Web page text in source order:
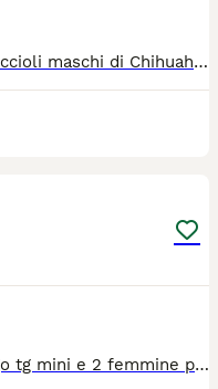
Disponibili alla prenotazione 3 cuccioli maschi di Chihuahua nati il 29/04/2026 da genitori di nostra proprietà, visibili. I cuccioli vengono cresciuti in ambiente familiare e saranno ceduti al compimento dei 70 giorni con: ? Pedigree ENCI ? Microchip ? Libretto sanitario ? Vaccinazioni eseguite ? Sverminazioni effettuate e annotate Colorazioni presenti in cucciolata: blue/lilac sable scuro con mascherina I cuccioli saranno visibili solo a persone realmente interessate e amanti della razza. Disponibili ulteriori foto e video in privato. Per informazioni contattare telefonicamente
Disponibili 2 maschietti pelo lungo tg mini e 2 femmine pelo lungo tg toy verranno consegnati completi di ciclo vermifugo trattamento antiparassitario vaccino microchip certificato medico libretto sanitario iscrizione anagrafe canina passaggio di proprietà kit cucciolo genitori visibili abituati alla traversa e ben socializzati solo persone responsabili siamo in provincia di Bergamo solo contatti telefonici 3491350788